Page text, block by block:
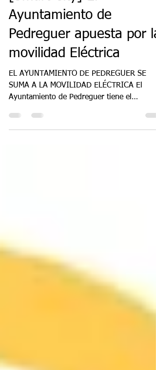
[Smart City] El
Ayuntamiento de
Pedreguer apuesta por la
movilidad Eléctrica
EL AYUNTAMIENTO DE PEDREGUER SE
Ayuntamiento de Pedreguer tiene el
compromiso de promover la utilización...